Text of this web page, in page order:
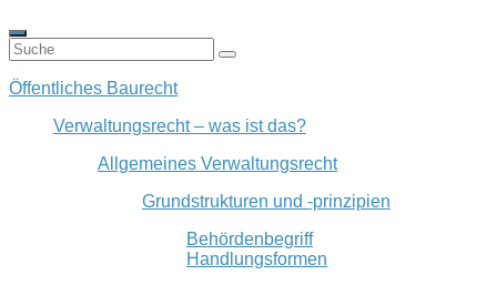
Öffentliches Baurecht
Verwaltungsrecht – was ist das?
Allgemeines Verwaltungsrecht
Grundstrukturen und -prinzipien
Behördenbegriff
Handlungsformen